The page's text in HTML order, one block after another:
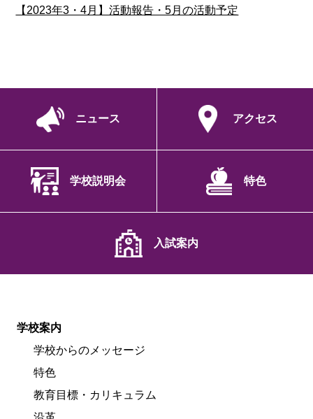
【2023年3・4月】活動報告・5月の活動予定
ニュース アクセス
学校説明会 特色
入試案内
学校案内
学校からのメッセージ
特色
教育目標・カリキュラム